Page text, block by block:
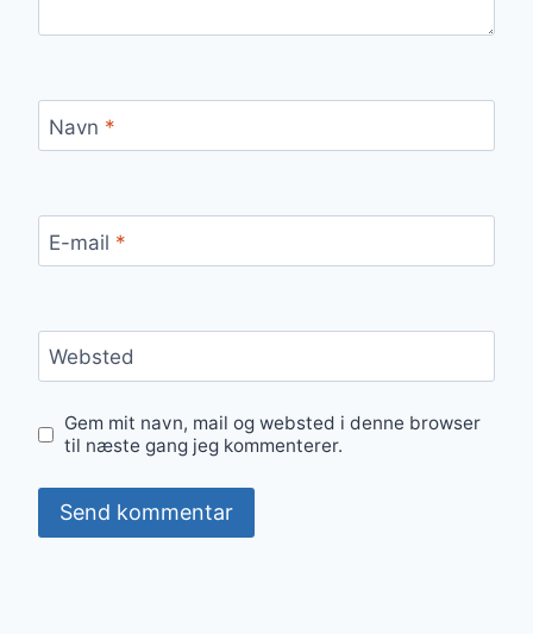
Navn *
E-mail *
Websted
Gem mit navn, mail og websted i denne browser
til næste gang jeg kommenterer.